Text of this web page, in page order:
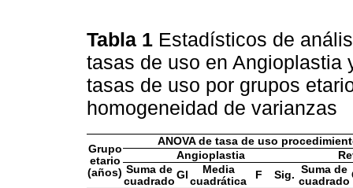
Tabla 1 Estadísticos de
tasas de uso en Angioplastia
tasas de uso por grupos
homogeneidad de varianzas
Grupo
etario
(años)
ANOVA de tasa de uso
Angioplastia
Suma de
cuadrado
Gl
Media
cuadrática
F Sig. Suma de
cuadrado